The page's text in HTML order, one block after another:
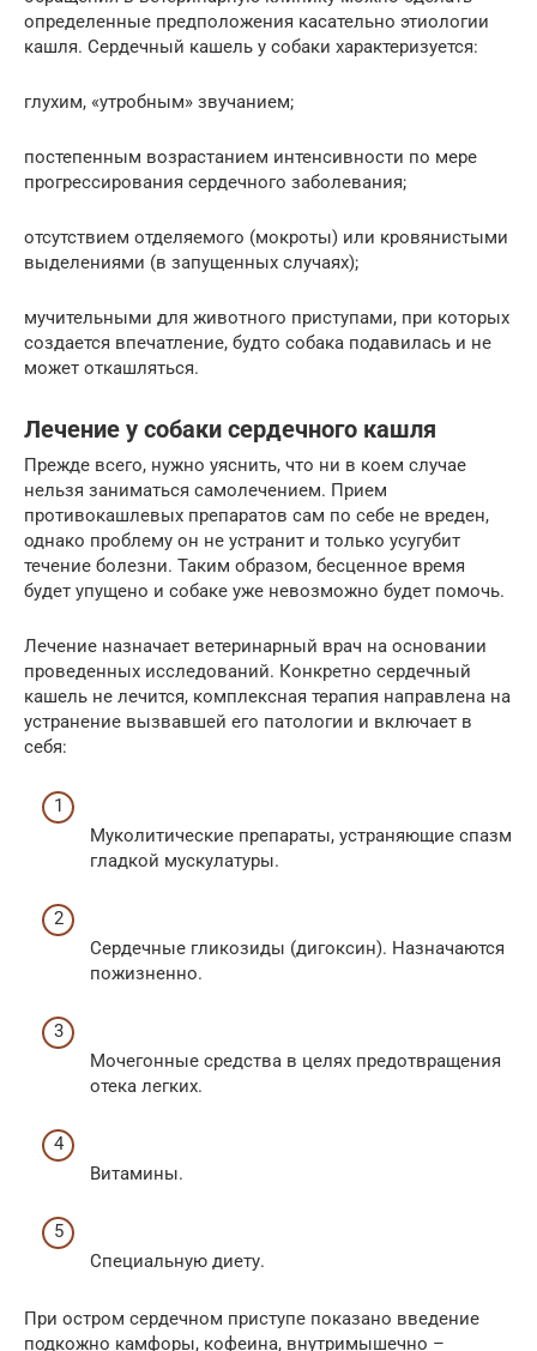
определенные предположения касательно этиологии
кашля. Сердечный кашель у собаки характеризуется:
глухим, «утробным» звучанием;
постепенным возрастанием интенсивности по мере
прогрессирования сердечного заболевания;
отсутствием отделяемого (мокроты) или кровянистыми
выделениями (в запущенных случаях);
мучительными для животного приступами, при которых
создается впечатление, будто собака подавилась и не
может откашляться.
Лечение у собаки сердечного кашля
Прежде всего, нужно уяснить, что ни в коем случае
нельзя заниматься самолечением. Прием
противокашлевых препаратов сам по себе не вреден,
однако проблему он не устранит и только усугубит
течение болезни. Таким образом, бесценное время
будет упущено и собаке уже невозможно будет помочь.
Лечение назначает ветеринарный врач на основании
проведенных исследований. Конкретно сердечный
кашель не лечится, комплексная терапия направлена на
устранение вызвавшей его патологии и включает в
себя:
Муколитические препараты, устраняющие спазм
гладкой мускулатуры.
Сердечные гликозиды (дигоксин). Назначаются
пожизненно.
Мочегонные средства в целях предотвращения
отека легких.
Витамины.
Специальную диету.
При остром сердечном приступе показано введение
подкожно камфоры, кофеина, внутримышечно –